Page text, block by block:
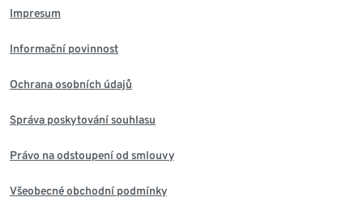
Impresum
Informační povinnost
Ochrana osobních údajů
Správa poskytování souhlasu
Právo na odstoupení od smlouvy
Všeobecné obchodní podmínky